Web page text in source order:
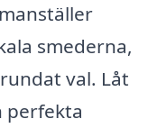
smederna,
val. Låt
perfekta